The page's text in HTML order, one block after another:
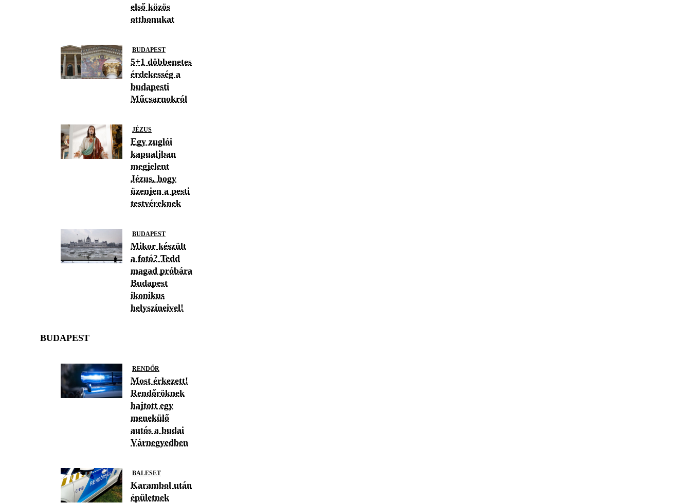
első közös
otthonukat
BUDAPEST
5+1 döbbenetes
érdekesség a
budapesti
Műcsarnokról
JÉZUS
Egy zuglói
kapualjban
megjelent
Jézus, hogy
üzenjen a pesti
testvéreknek
BUDAPEST
Mikor készült
a fotó? Tedd
magad próbára
Budapest
ikonikus
helyszíneivel!
BUDAPEST
RENDŐR
Most érkezett!
Rendőröknek
hajtott egy
menekülő
autós a budai
Várnegyedben
BALESET
Karambol után
épületnek